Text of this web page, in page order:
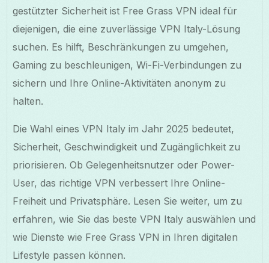
gestützter Sicherheit ist Free Grass VPN ideal für
diejenigen, die eine zuverlässige VPN Italy-Lösung
suchen. Es hilft, Beschränkungen zu umgehen,
Gaming zu beschleunigen, Wi-Fi-Verbindungen zu
sichern und Ihre Online-Aktivitäten anonym zu
halten.
Die Wahl eines VPN Italy im Jahr 2025 bedeutet,
Sicherheit, Geschwindigkeit und Zugänglichkeit zu
priorisieren. Ob Gelegenheitsnutzer oder Power-
User, das richtige VPN verbessert Ihre Online-
Freiheit und Privatsphäre. Lesen Sie weiter, um zu
erfahren, wie Sie das beste VPN Italy auswählen und
wie Dienste wie Free Grass VPN in Ihren digitalen
Lifestyle passen können.